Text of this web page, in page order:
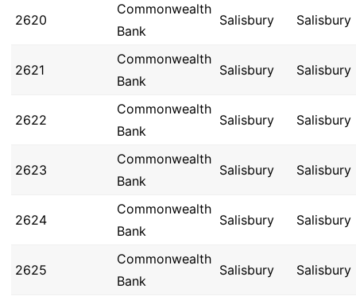
2620
Commonwealth
Bank
Salisbury Salisbury
2621
Commonwealth
Bank
Salisbury Salisbury
2622
Commonwealth
Bank
Salisbury Salisbury
2623
Commonwealth
Bank
Salisbury Salisbury
2624
Commonwealth
Bank
Salisbury Salisbury
2625
Commonwealth
Bank
Salisbury Salisbury